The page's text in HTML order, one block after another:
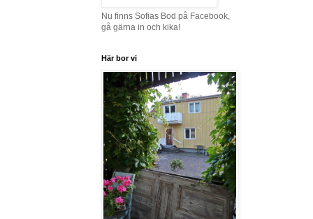
Nu finns Sofias Bod på Facebook,
gå gärna in och kika!
Här bor vi